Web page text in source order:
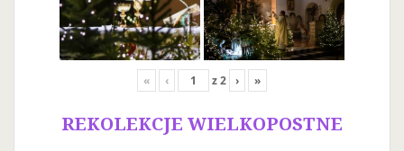
« ‹ z2 › »
REKOLEKCJE WIELKOPOSTNE